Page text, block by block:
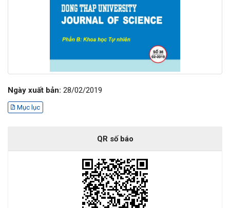
Ngày xuất bản: 28/02/2019
Mục lục
QR số báo